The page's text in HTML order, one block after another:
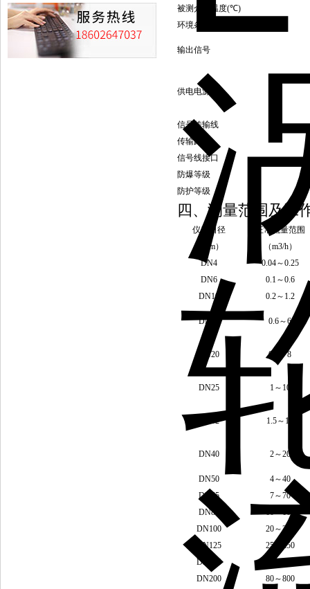
被测介质温度(℃)
环境条件
输出信号
供电电源
信号传输线
传输距离
信号线接口
防爆等级
防护等级
四、测量范围及工
仪表口径
（
mm）
正常流量范围
（m3/h）
DN4
0.04～0.25
DN6
0.1～0.6
DN10
0.2～ 1.2
DN15 0.6～6
DN20 0.8 ～8
DN25 1～ 10
DN32 1.5～ 15
DN40 2～20
DN50 4～40
DN65
7～70
DN80
10～100
DN100
20～200
DN125
25～
250
DN150
DN200
80～800